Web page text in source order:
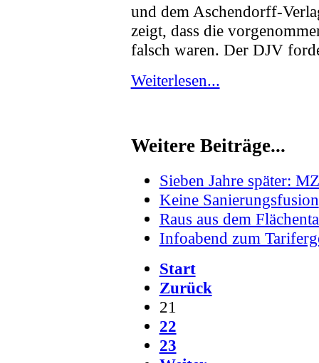
und dem Aschendorff-
zeigt, dass die
falsch waren. Der DJV
Weiterlesen...
Weitere Beiträge...
Sieben Jahre später:
Keine Sanierungsfusion
Raus aus dem
Infoabend zum
Start
Zurück
21
22
23